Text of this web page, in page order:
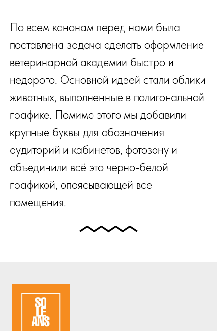
По всем канонам перед нами была
поставлена задача сделать оформление
ветеринарной академии быстро и
недорого. Основной идеей стали облики
животных, выполненные в полигональной
графике. Помимо этого мы добавили
крупные буквы для обозначения
аудиторий и кабинетов, фотозону и
объединили всё это черно-белой
графикой, опоясывающей все
помещения.